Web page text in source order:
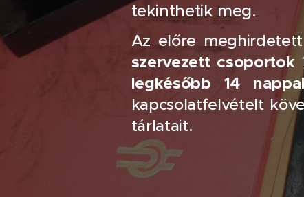
tekinthetik meg.
Az előre
szervezett csoportok
legkésőbb 14
kapcsolatfelvételt
tárlatait.